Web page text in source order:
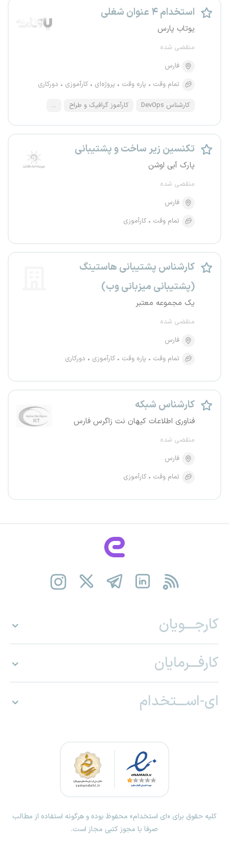
استخدام ۴ عنوان شغلی
یوتاب پارس
منقضی شده
فارس
تمام وقت
پاره وقت پروژه‌ای کارآموزی دورکاری
کارشناس DevOps کارآموز گرافیک و طراح ...
تکنسین زیر ساخت و پشتیبانی
پارک آبی اوشن
منقضی شده
فارس
تمام وقت
کارآموزی
کارشناس پشتیبانی هاستینگ
(پشتیبانی میزبانی وب)
یک مجموعه معتبر
منقضی شده
فارس
تمام وقت
پاره وقت کارآموزی دورکاری
کارشناس شبکه
فناوری اطلاعات کیهان نت زاگرس فارس
منقضی شده
فارس
تمام وقت
کارآموزی
کارجـــویان
کارفـــرمایان
ای-اســـتخدام
کلیه حقوق برای «ای استخدام» محفوظ بوده و هرگونه استفاده از مطالب
صرفا با مجوز کتبی مجاز است.